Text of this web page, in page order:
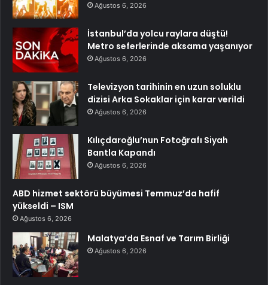
Ağustos 6, 2026
İstanbul’da yolcu raylara düştü!
Metro seferlerinde aksama yaşanıyor
Ağustos 6, 2026
Televizyon tarihinin en uzun soluklu
dizisi Arka Sokaklar için karar verildi
Ağustos 6, 2026
Kılıçdaroğlu’nun Fotoğrafı Siyah
Bantla Kapandı
Ağustos 6, 2026
ABD hizmet sektörü büyümesi Temmuz’da hafif
yükseldi – ISM
Ağustos 6, 2026
Malatya’da Esnaf ve Tarım Birliği
Ağustos 6, 2026